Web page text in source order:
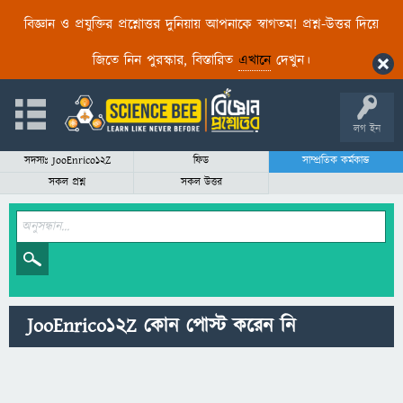
বিজ্ঞান ও প্রযুক্তির প্রশ্নোত্তর দুনিয়ায় আপনাকে স্বাগতম! প্রশ্ন-উত্তর দিয়ে
জিতে নিন পুরস্কার, বিস্তারিত এখানেদেখুন।
লগ ইন
সদস্যঃ JooEnrico12Z ফিড
সাম্প্রতিক কর্মকান্ড
সকল প্রশ্ন
সকল উত্তর
JooEnrico12Z কোন পোস্ট করেন নি